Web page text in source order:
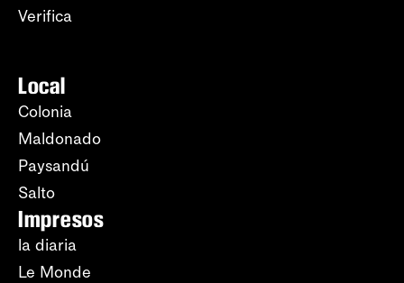
Verifica
Local
Colonia
Maldonado
Paysandú
Salto
Impresos
la diaria
Le Monde